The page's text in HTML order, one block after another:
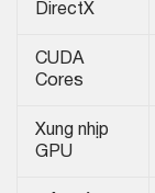
DirectX
CUDA
Cores
Xung nhịp
GPU